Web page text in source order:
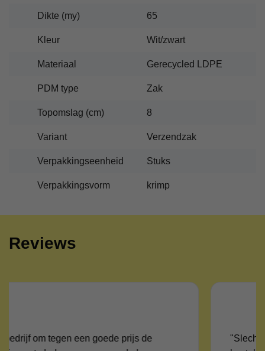
Dikte (my) 65
Kleur Wit/zwart
Materiaal Gerecycled LDPE
PDM type Zak
Topomslag (cm) 8
Variant Verzendzak
Verpakkingseenheid Stuks
Verpakkingsvorm krimp
Reviews
"Slecht ! Je moet dagen wachten voor je